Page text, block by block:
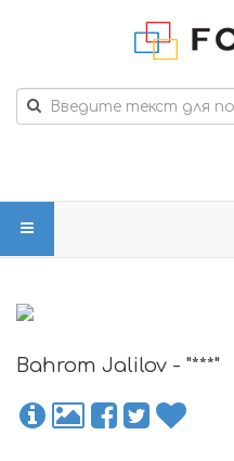
Bahrom Jalilov - "***"